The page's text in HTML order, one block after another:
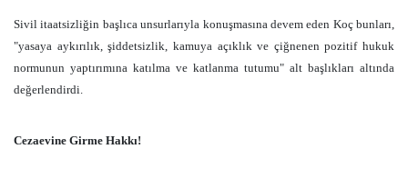
Sivil itaatsizliğin başlıca unsurlarıyla konuşmasına devem eden Koç bunları,
"yasaya aykırılık, şiddetsizlik, kamuya açıklık ve çiğnenen pozitif hukuk
normunun yaptırımına katılma ve katlanma tutumu" alt başlıkları altında
değerlendirdi.
Cezaevine Girme Hakkı!